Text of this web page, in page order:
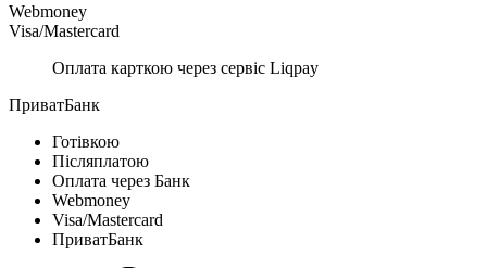
Webmoney
Visa/Mastercard
Оплата карткою через сервіс Liqpay
ПриватБанк
Готівкою
Післяплатою
Оплата через Банк
Webmoney
Visa/Mastercard
ПриватБанк